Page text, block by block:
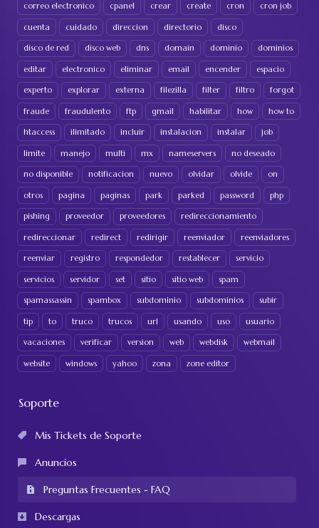
correo electronico cpanel crear create cron cron job
cuenta cuidado direccion directorio disco
disco de red disco web dns domain dominio dominios
editar electronico eliminar email encender espacio
experto explorar externa filezilla filter filtro forgot
fraude fraudulento ftp gmail habilitar how how to
htaccess ilimitado incluir instalacion instalar job
limite manejo multi mx nameservers no deseado
no disponible notificacion nuevo olvidar olvide on
otros pagina paginas park parked password php
pishing proveedor proveedores redireccionamiento
redireccionar redirect redirigir reenviador reenviadores
reenviar registro respondedor restablecer servicio
servicios servidor set sitio sitio web spam
spamassassin spambox subdominio subdominios subir
tip to truco trucos url usando uso usuario
vacaciones verificar version web webdisk webmail
website windows yahoo zona zone editor
Soporte
Mis Tickets de Soporte
Anuncios
Preguntas Frecuentes - FAQ
Descargas